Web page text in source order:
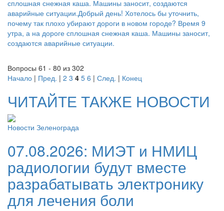
сплошная снежная каша. Машины заносит, создаются
аварийные ситуации.Добрый день! Хотелось бы уточнить,
почему так плохо убирают дороги в новом городе? Время 9
утра, а на дороге сплошная снежная каша. Машины заносит,
создаются аварийные ситуации.
Вопросы 61 - 80 из 302
Начало | Пред. | 2 3 4 5 6 | След. | Конец
ЧИТАЙТЕ ТАКЖЕ НОВОСТИ
Новости Зеленограда
07.08.2026: МИЭТ и НМИЦ
радиологии будут вместе
разрабатывать электронику
для лечения боли